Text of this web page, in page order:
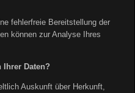
fehlerfreie Bereitstellung der
können zur Analyse Ihres
Ihrer Daten?
Auskunft über Herkunft,